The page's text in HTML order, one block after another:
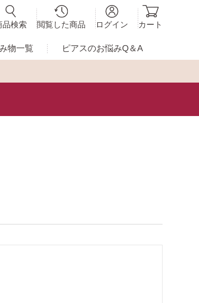
品検索 閲覧した商品 ログイン カート
物一覧 ピアスのお悩みQ＆A